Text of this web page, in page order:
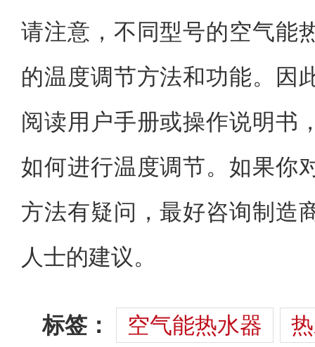
请注意，不同型号的空气能
的温度调节方法和功能。因
阅读用户手册或操作说明书
如何进行温度调节。如果你
方法有疑问，最好咨询制造
人士的建议。
标签： 空气能热水器